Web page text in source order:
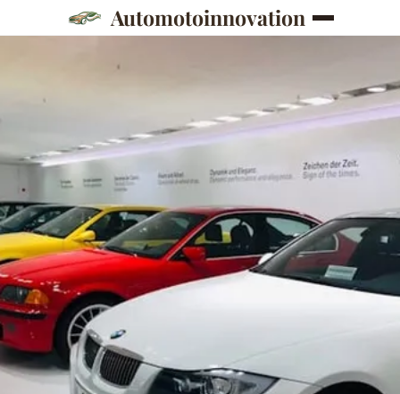
Automotoinnovation